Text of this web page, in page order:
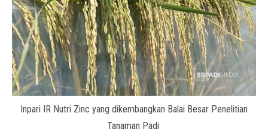
Inpari IR Nutri Zinc yang dikembangkan Balai Besar Penelitian
Tanaman Padi